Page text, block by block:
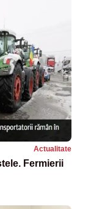
Actualitate
Fermierii